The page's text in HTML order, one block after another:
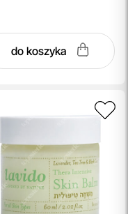
do koszyka